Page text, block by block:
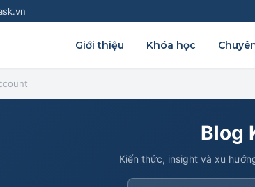
Giới thiệu Khóa học
Blog
Kiến thức, insight và xu